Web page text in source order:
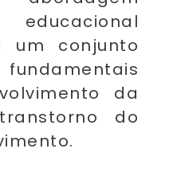
educacional
um conjunto
da
do